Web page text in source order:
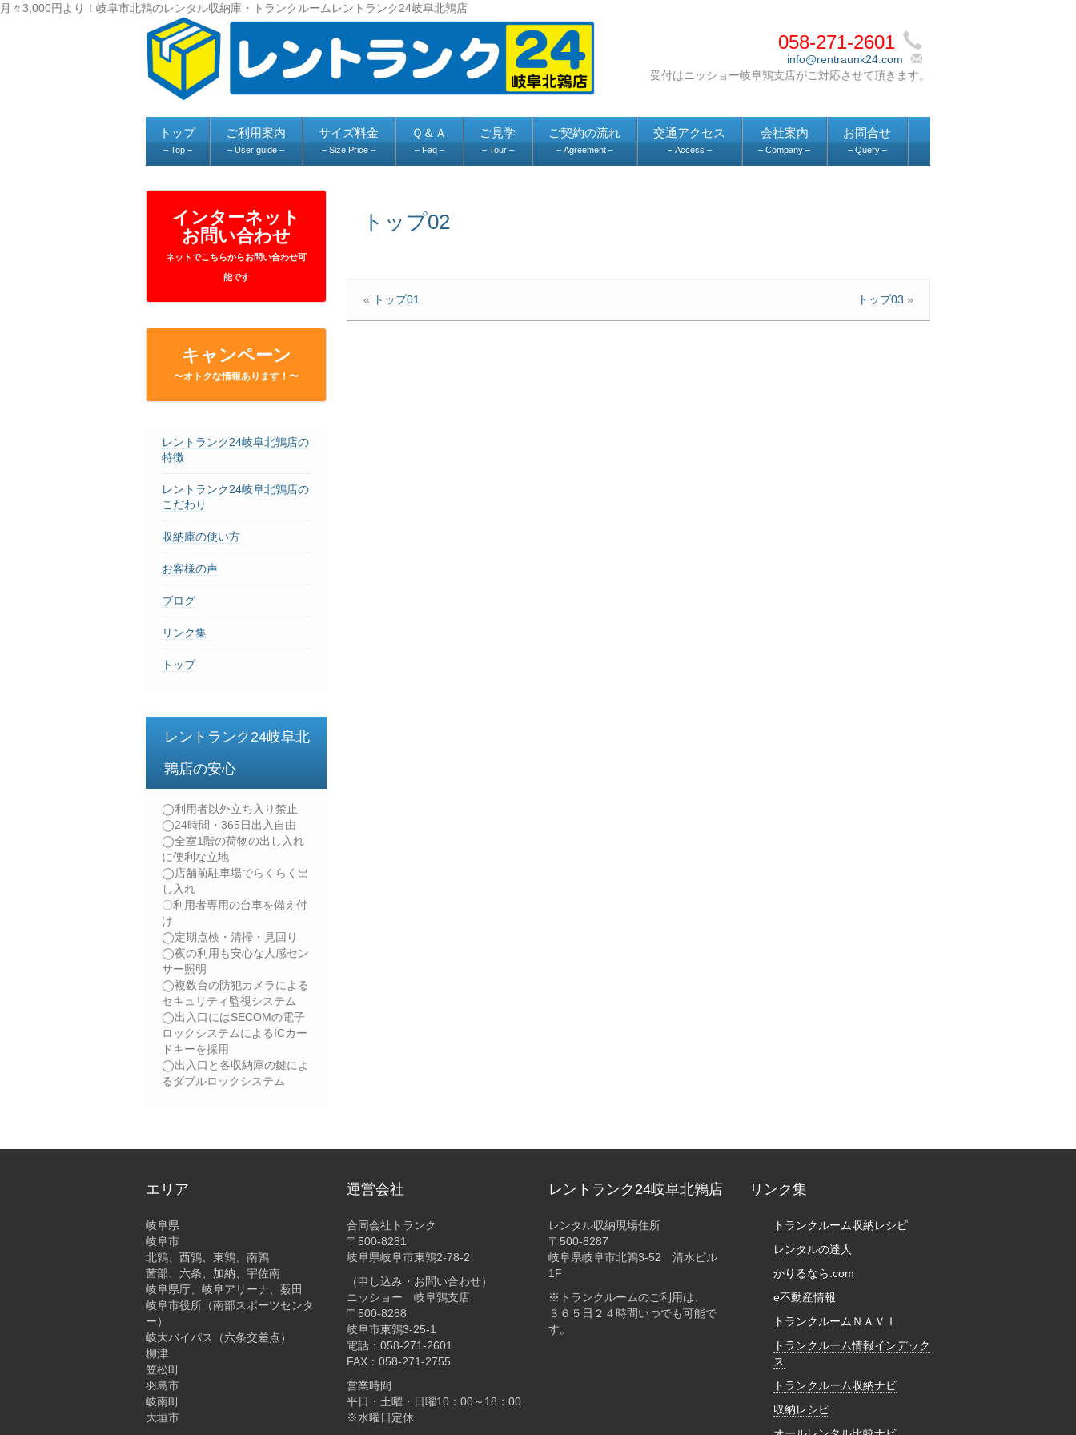
月々3,000円より！岐阜市北鶉のレンタル収納庫・トランクルームレントランク24岐阜北鶉店
058-271-2601
info@rentraunk24.com
トップ
– Top –
ご利用案内
– User guide –
サイズ料金
– Size Price –
Ｑ＆Ａ
– Faq –
ご見学
– Tour –
ご契約の流れ
– Agreement –
交通アクセス
– Access –
会社案内
– Company –
お問合せ
– Query –
インターネット
お問い合わせ
ネットでこちらからお問い合わせ可
能です
キャンペーン
〜オトクな情報あります！〜
レントランク24岐阜北鶉店の
特徴
レントランク24岐阜北鶉店の
こだわり
収納庫の使い方
お客様の声
ブログ
リンク集
トップ
レントランク24岐阜北
鶉店の安心
◯利用者以外立ち入り禁止
◯24時間・365日出入自由
◯全室1階の荷物の出し入れ
に便利な立地
◯店舗前駐車場でらくらく出
し入れ
〇利用者専用の台車を備え付
け
◯定期点検・清掃・見回り
◯夜の利用も安心な人感セン
サー照明
◯複数台の防犯カメラによる
セキュリティ監視システム
◯出入口にはSECOMの電子
ロックシステムによるICカー
ドキーを採用
◯出入口と各収納庫の鍵によ
るダブルロックシステム
トップ02
« トップ01 トップ03 »
エリア
岐阜県
岐阜市
北鶉、西鶉、東鶉、南鶉
茜部、六条、加納、宇佐南
岐阜県庁、岐阜アリーナ、薮田
岐阜市役所（南部スポーツセンタ
ー）
岐大バイパス（六条交差点）
柳津
笠松町
羽島市
岐南町
大垣市
運営会社
合同会社トランク
〒500-8281
岐阜県岐阜市東鶉2-78-2
（申し込み・お問い合わせ）
ニッショー 岐阜鶉支店
〒500-8288
岐阜市東鶉3-25-1
電話：058-271-2601
FAX：058-271-2755
営業時間
平日・土曜・日曜10：00～18：00
※水曜日定休
レントランク24岐阜北鶉店
レンタル収納現場住所
〒500-8287
岐阜県岐阜市北鶉3-52 清水ビル
1F
※トランクルームのご利用は、
３６５日２４時間いつでも可能で
す。
リンク集
トランクルーム収納レシピ
レンタルの達人
かりるなら.com
e不動産情報
トランクルームＮＡＶＩ
トランクルーム情報インデック
ス
トランクルーム収納ナビ
収納レシピ